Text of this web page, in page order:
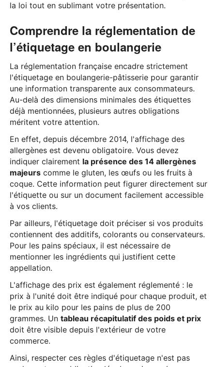
la loi tout en sublimant votre présentation.
Comprendre la réglementation de
l’étiquetage en boulangerie
La réglementation française encadre strictement
l'étiquetage en boulangerie-pâtisserie pour garantir
une information transparente aux consommateurs.
Au-delà des dimensions minimales des étiquettes
déjà mentionnées, plusieurs autres obligations
méritent votre attention.
En effet, depuis décembre 2014, l'affichage des
allergènes est devenu obligatoire. Vous devez
indiquer clairement la présence des 14 allergènes
majeurs comme le gluten, les œufs ou les fruits à
coque. Cette information peut figurer directement sur
l'étiquette ou sur un document facilement accessible
à vos clients.
Par ailleurs, l'étiquetage doit préciser si vos produits
contiennent des additifs, colorants ou conservateurs.
Pour les pains spéciaux, il est nécessaire de
mentionner les ingrédients qui justifient cette
appellation.
L'affichage des prix est également réglementé : le
prix à l'unité doit être indiqué pour chaque produit, et
le prix au kilo pour les pains de plus de 200
grammes. Un tableau récapitulatif des poids et prix
doit être visible depuis l'extérieur de votre
commerce.
Ainsi, respecter ces règles d'étiquetage n'est pas